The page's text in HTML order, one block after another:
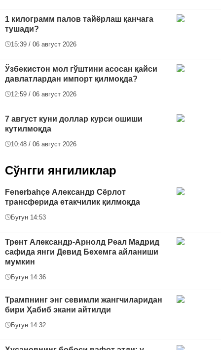
1 килограмм палов тайёрлаш қанчага
тушади?
15:39 / 06 август 2026
Ўзбекистон мол гўштини асосан қайси
давлатлардан импорт қилмоқда?
12:59 / 06 август 2026
7 август куни доллар курси ошиши
кутилмоқда
10:48 / 06 август 2026
Сўнгги янгиликлар
Fenerbahçe Александр Сёрлот
трансферида етакчилик қилмоқда
Бугун 14:53
Трент Александр-Арнолд Реал Мадрид
сафида янги Девид Бехемга айланиши
мумкин
Бугун 14:36
Трампнинг энг севимли жангчиларидан
бири Ҳабиб экани айтилди
Бугун 14:32